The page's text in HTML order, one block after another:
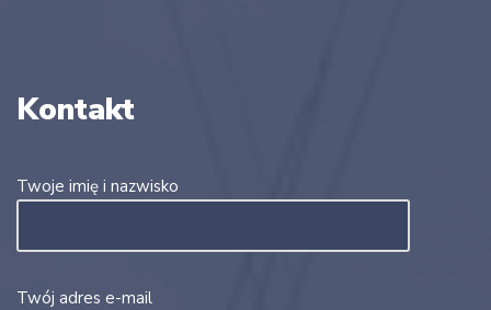
Kontakt
Twoje imię i nazwisko
Twój adres e-mail